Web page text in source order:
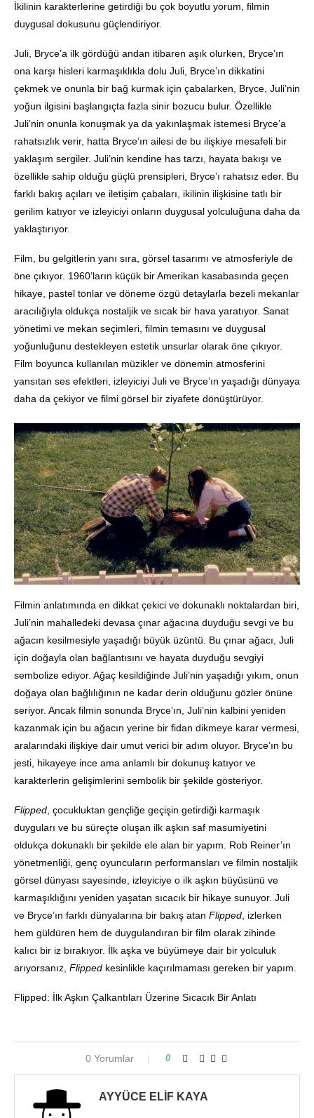
İkilinin karakterlerine getirdiği bu çok boyutlu yorum, filmin
duygusal dokusunu güçlendiriyor.
Juli, Bryce’a ilk gördüğü andan itibaren aşık olurken, Bryce’ın
ona karşı hisleri karmaşıklıkla dolu Juli, Bryce’ın dikkatini
çekmek ve onunla bir bağ kurmak için çabalarken, Bryce, Juli’nin
yoğun ilgisini başlangıçta fazla sinir bozucu bulur. Özellikle
Juli’nin onunla konuşmak ya da yakınlaşmak istemesi Bryce’a
rahatsızlık verir, hatta Bryce’ın ailesi de bu ilişkiye mesafeli bir
yaklaşım sergiler. Juli’nin kendine has tarzı, hayata bakışı ve
özellikle sahip olduğu güçlü prensipleri, Bryce’ı rahatsız eder. Bu
farklı bakış açıları ve iletişim çabaları, ikilinin ilişkisine tatlı bir
gerilim katıyor ve izleyiciyi onların duygusal yolculuğuna daha da
yaklaştırıyor.
Film, bu gelgitlerin yanı sıra, görsel tasarımı ve atmosferiyle de
öne çıkıyor. 1960’ların küçük bir Amerikan kasabasında geçen
hikaye, pastel tonlar ve döneme özgü detaylarla bezeli mekanlar
aracılığıyla oldukça nostaljik ve sıcak bir hava yaratıyor. Sanat
yönetimi ve mekan seçimleri, filmin temasını ve duygusal
yoğunluğunu destekleyen estetik unsurlar olarak öne çıkıyor.
Film boyunca kullanılan müzikler ve dönemin atmosferini
yansıtan ses efektleri, izleyiciyi Juli ve Bryce’ın yaşadığı dünyaya
daha da çekiyor ve filmi görsel bir ziyafete dönüştürüyor.
Filmin anlatımında en dikkat çekici ve dokunaklı noktalardan biri,
Juli’nin mahalledeki devasa çınar ağacına duyduğu sevgi ve bu
ağacın kesilmesiyle yaşadığı büyük üzüntü. Bu çınar ağacı, Juli
için doğayla olan bağlantısını ve hayata duyduğu sevgiyi
sembolize ediyor. Ağaç kesildiğinde Juli’nin yaşadığı yıkım, onun
doğaya olan bağlılığının ne kadar derin olduğunu gözler önüne
seriyor. Ancak filmin sonunda Bryce’ın, Juli’nin kalbini yeniden
kazanmak için bu ağacın yerine bir fidan dikmeye karar vermesi,
aralarındaki ilişkiye dair umut verici bir adım oluyor. Bryce’ın bu
jesti, hikayeye ince ama anlamlı bir dokunuş katıyor ve
karakterlerin gelişimlerini sembolik bir şekilde gösteriyor.
Flipped , çocukluktan gençliğe geçişin getirdiği karmaşık
duyguları ve bu süreçte oluşan ilk aşkın saf masumiyetini
oldukça dokunaklı bir şekilde ele alan bir yapım. Rob Reiner’ın
yönetmenliği, genç oyuncuların performansları ve filmin nostaljik
görsel dünyası sayesinde, izleyiciye o ilk aşkın büyüsünü ve
karmaşıklığını yeniden yaşatan sıcacık bir hikaye sunuyor. Juli
ve Bryce’ın farklı dünyalarına bir bakış atan Flipped , izlerken
hem güldüren hem de duygulandıran bir film olarak zihinde
kalıcı bir iz bırakıyor. İlk aşka ve büyümeye dair bir yolculuk
arıyorsanız, Flipped kesinlikle kaçırılmaması gereken bir yapım.
Flipped: İlk Aşkın Çalkantıları Üzerine Sıcacık Bir Anlatı
0 Yorumlar 0
AYYÜCE ELIF KAYA